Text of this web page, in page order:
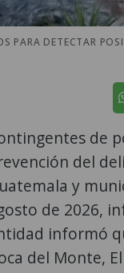
PARA DETECTAR
de
del
y
de 2026,
informó
del Monte,